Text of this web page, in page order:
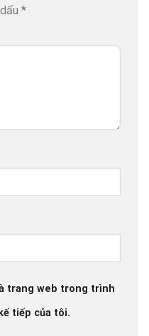
*
trang web trong trình
tiếp của tôi.